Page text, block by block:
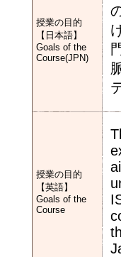
授業の目的
【日本語】
Goals of the
Course(JPN)
授業の目的
【英語】
Goals of the
Course